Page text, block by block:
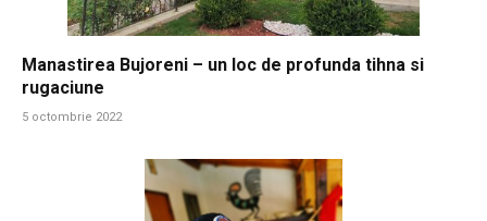
Manastirea Bujoreni – un loc de profunda tihna si
rugaciune
5 octombrie 2022